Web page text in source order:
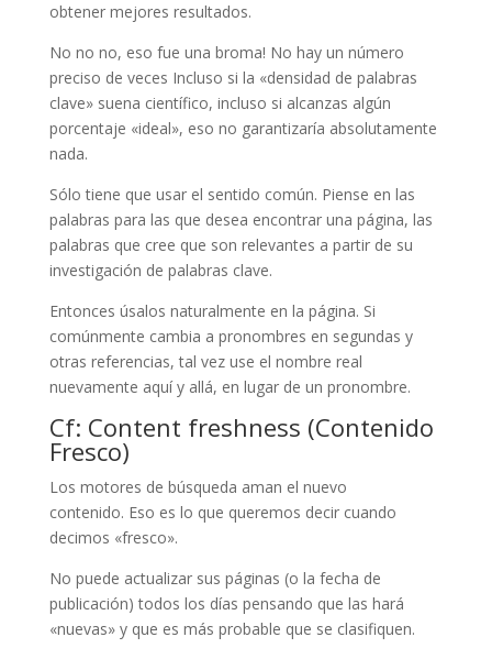
obtener mejores resultados.
No no no, eso fue una broma! No hay un número
preciso de veces Incluso si la «densidad de palabras
clave» suena científico, incluso si alcanzas algún
porcentaje «ideal», eso no garantizaría absolutamente
nada.
Sólo tiene que usar el sentido común. Piense en las
palabras para las que desea encontrar una página, las
palabras que cree que son relevantes a partir de su
investigación de palabras clave.
Entonces úsalos naturalmente en la página. Si
comúnmente cambia a pronombres en segundas y
otras referencias, tal vez use el nombre real
nuevamente aquí y allá, en lugar de un pronombre.
Cf: Content freshness (Contenido
Fresco)
Los motores de búsqueda aman el nuevo
contenido. Eso es lo que queremos decir cuando
decimos «fresco».
No puede actualizar sus páginas (o la fecha de
publicación) todos los días pensando que las hará
«nuevas» y que es más probable que se clasifiquen.